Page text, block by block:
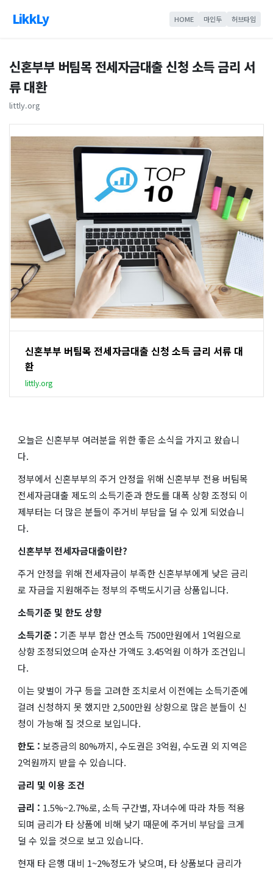
LikkLy HOME 마인두 허브타임
신혼부부 버팀목 전세자금대출 신청 소득 금리 서
류 대환
littly.org
신혼부부 버팀목 전세자금대출 신청 소득 금리 서류 대
환
littly.org
오늘은 신혼부부 여러분을 위한 좋은 소식을 가지고 왔습니
다.
정부에서 신혼부부의 주거 안정을 위해 신혼부부 전용 버팀목
전세자금대출 제도의 소득기준과 한도를 대폭 상향 조정되 이
제부터는 더 많은 분들이 주거비 부담을 덜 수 있게 되었습니
다.
신혼부부 전세자금대출이란?
주거 안정을 위해 전세자금이 부족한 신혼부부에게 낮은 금리
로 자금을 지원해주는 정부의 주택도시기금 상품입니다.
소득기준 및 한도 상향
소득기준 : 기존 부부 합산 연소득 7500만원에서 1억원으로
상향 조정되었으며 순자산 가액도 3.45억원 이하가 조건입니
다.
이는 맞벌이 가구 등을 고려한 조치로서 이전에는 소득기준에
걸려 신청하지 못 했지만 2,500만원 상향으로 많은 분들이 신
청이 가능해 질 것으로 보입니다.
한도 : 보증금의 80%까지, 수도권은 3억원, 수도권 외 지역은
2억원까지 받을 수 있습니다.
금리 및 이용 조건
금리 : 1.5%~2.7%로, 소득 구간별, 자녀수에 따라 차등 적용
되며 금리가 타 상품에 비해 낮기 때문에 주거비 부담을 크게
덜 수 있을 것으로 보고 있습니다.
현재 타 은행 대비 1~2%정도가 낮으며, 타 상품보다 금리가